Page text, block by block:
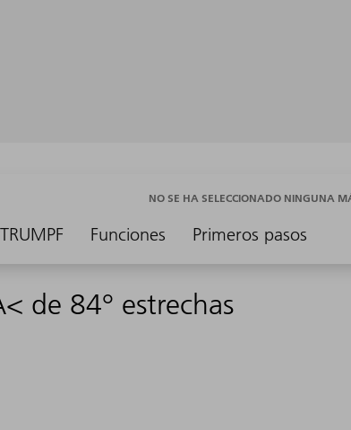
Funciones Primeros pasos
NO SE HA SELECCIONADO NINGUNA
de 84° estrechas